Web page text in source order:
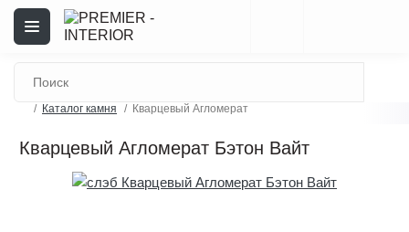
Каталог камня Кварцевый Агломерат
Кварцевый Агломерат Бэтон Вайт